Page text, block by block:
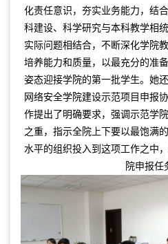
化责任意识，夯实业务能力，结
科建设、科学研究与本科教学相
实际问题相结合，不断深化学院
培养能力和质量，以最充分的准
姿态迎接学院的第一批学生。她
网络安全学院建设示范项目申报
作提出了明确要求，强调示范学
之重，指示全院上下要以最饱满
水平的组织投入到这项工作之中
院申报任